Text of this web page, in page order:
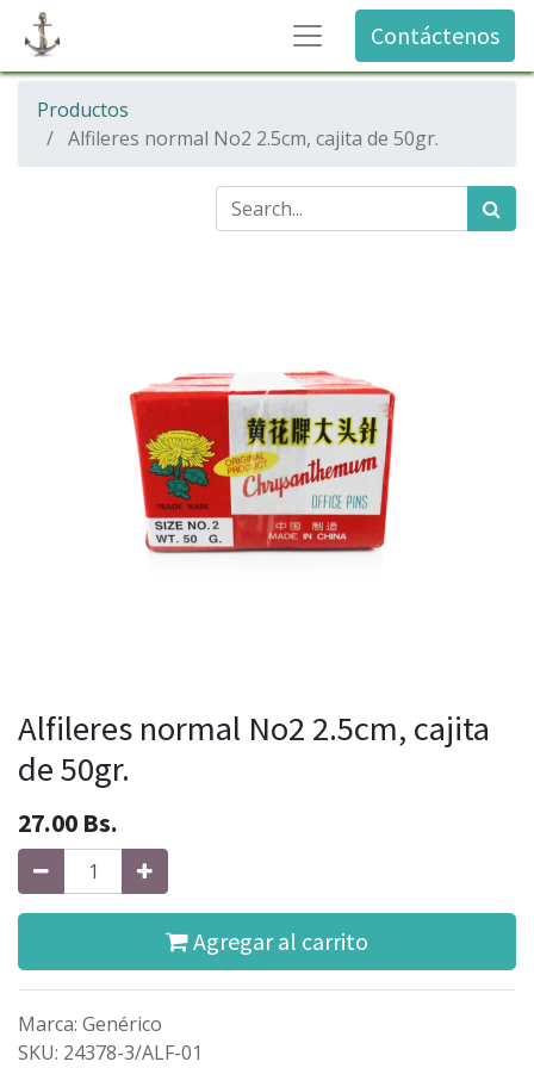
Contáctenos
Productos
Alfileres normal No2 2.5cm, cajita de 50gr.
Alfileres normal No2 2.5cm, cajita
de 50gr.
27.00 Bs.
Agregar al carrito
Marca: Genérico
SKU: 24378-3/ALF-01